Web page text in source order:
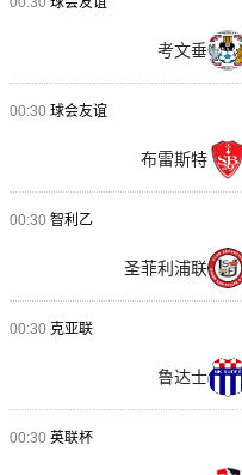
考文垂
00:30 球会友谊
布雷斯特
00:30 智利乙
圣菲利浦联
00:30 克亚联
鲁达士
00:30 英联杯